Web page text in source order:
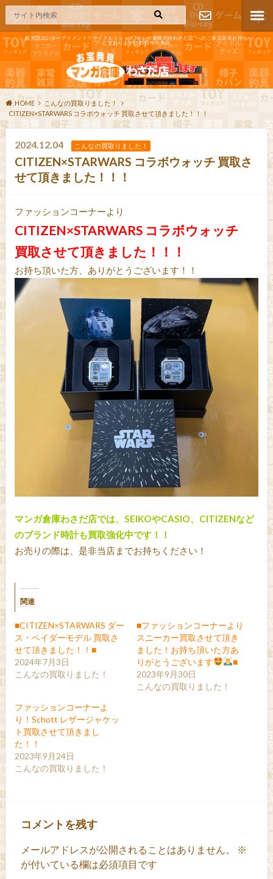
超大型エンターテイメントリサイクルショップ"マンガ倉庫大分わさだ店"へのご来店是非お待ち
しております!365日年中無休
お問い合わ
せ
HOME
こんなの買取りました！
CITIZEN×STARWARS コラボウォッチ 買取させて頂きました！！！
2024.12.04 こんなの買取りました！
CITIZEN×STARWARS コラボウォッチ 買取さ
せて頂きました！！！
ファッションコーナーより
CITIZEN×STARWARS コラボウォッチ
買取させて頂きました！！！
お持ち頂いた方、ありがとうございます！！
マンガ倉庫わさだ店では、SEIKOやCASIO、CITIZENなど
のブランド時計も買取強化中です！！
お売りの際は、是非当店までお持ちください！
関連
■CITIZEN×STARWARS ダー
ス・ベイダーモデル 買取さ
せて頂きました！！■
2024年7月3日
こんなの買取りました！
■ファッションコーナーより
スニーカー買取させて頂き
ました！お持ち頂いた方あ
りがとうございます
■
2023年9月30日
こんなの買取りました！
ファッションコーナーよ
り！Schott レザージャケッ
ト買取させて頂きまし
た！！
2023年9月24日
こんなの買取りました！
コメントを残す
メールアドレスが公開されることはありません。
※
が付いている欄は必須項目です